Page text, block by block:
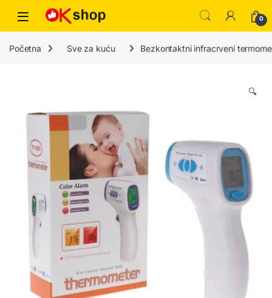
0
Početna Sve za kuću Bezkontaktni infracrveni
🔍